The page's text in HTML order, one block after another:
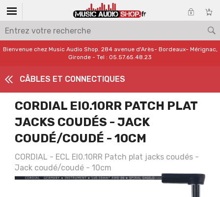
Bienvenue chez Music Audio Shop. 284 avenue d'Arès- Bordeaux- Mérignac,
Gironde - Tel : 05.57.65.48.23
CÂBLES ET CONNECTIQUES
CORDIAL EI0.10RR PATCH PLAT
JACKS COUDÉS - JACK
COUDÉ/COUDÉ - 10CM
CORDIAL - ECL EI0.10RR Patch plat jacks coudés -
Jack coudé/coudé - 10cm